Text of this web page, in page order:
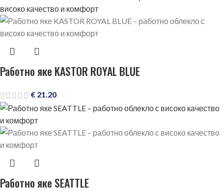
Работно яке KASTOR ROYAL BLUE
€ 21.20
Работно яке SEATTLE